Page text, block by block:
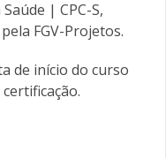
| CPC-S,
FGV-Projetos.
de início do curso